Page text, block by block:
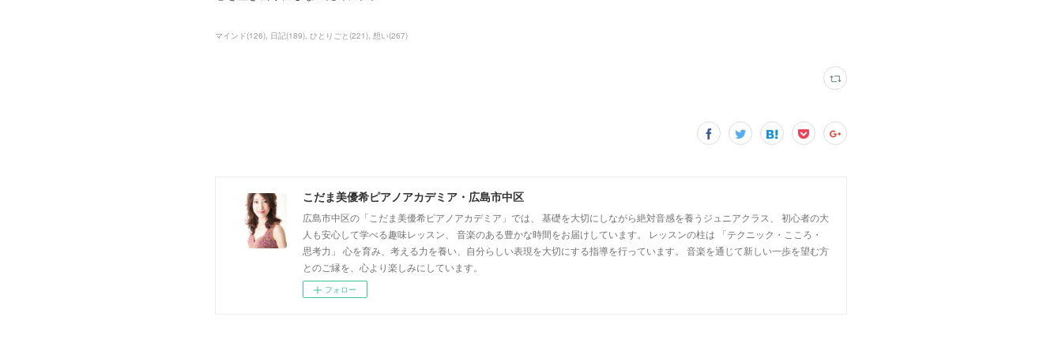
マインド(126) 日記(189) ひとりごと (221) 想い(267)
こだま美優希ピアノアカデミア・広島市中区
広島市中区の「こだま美優希ピアノアカデミア」では、 基礎を大切にしながら絶対音感を養うジュニアクラス、 初心者の大
人も安心して学べる趣味レッスン、 音楽のある豊かな時間をお届けしています。 レッスンの柱は 「テクニック・こころ・
思考力」 心を育み、考える力を養い、自分らしい表現を大切にする指導を行っています。 音楽を通じて新しい一歩を望む方
とのご縁を、心より楽しみにしています。
フォロー